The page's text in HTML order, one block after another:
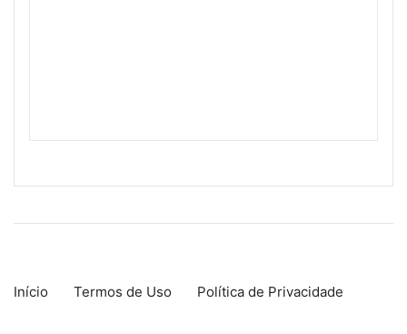
Início Termos de Uso Política de Privacidade